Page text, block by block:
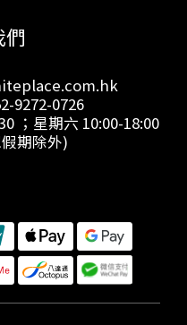
9272-0726
；星期六 10:00-18:00
期除外)